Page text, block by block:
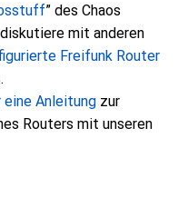
” des Chaos
mit anderen
Freifunk Router
eine Anleitung zur
Routers mit unseren